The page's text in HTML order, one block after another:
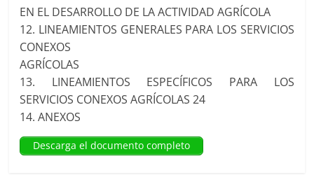
EN EL DESARROLLO DE LA ACTIVIDAD AGRÍCOLA
12. LINEAMIENTOS GENERALES PARA LOS SERVICIOS
CONEXOS
AGRÍCOLAS
13. LINEAMIENTOS ESPECÍFICOS PARA LOS
SERVICIOS CONEXOS AGRÍCOLAS 24
14. ANEXOS
Descarga el documento completo